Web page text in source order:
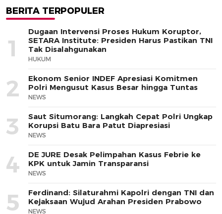
BERITA TERPOPULER
1
Dugaan Intervensi Proses Hukum Koruptor,
SETARA Institute: Presiden Harus Pastikan TNI
Tak Disalahgunakan
HUKUM
2
Ekonom Senior INDEF Apresiasi Komitmen
Polri Mengusut Kasus Besar hingga Tuntas
NEWS
3
Saut Situmorang: Langkah Cepat Polri Ungkap
Korupsi Batu Bara Patut Diapresiasi
NEWS
4
DE JURE Desak Pelimpahan Kasus Febrie ke
KPK untuk Jamin Transparansi
NEWS
5
Ferdinand: Silaturahmi Kapolri dengan TNI dan
Kejaksaan Wujud Arahan Presiden Prabowo
NEWS